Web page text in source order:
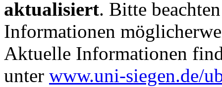
aktualisiert. Bitte
Informationen
Aktuelle Informationen
unter www.uni-siegen.de/